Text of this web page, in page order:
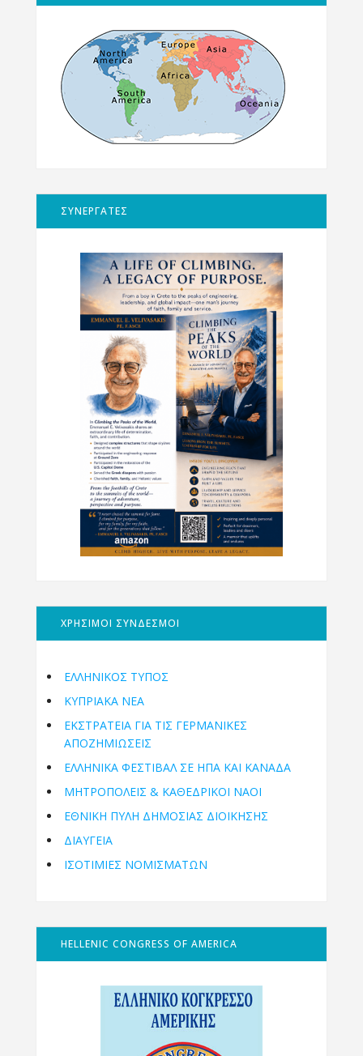
ΣΥΝΕΡΓΑΤΕΣ
ΧΡΗΣΙΜΟΙ ΣΥΝΔΕΣΜΟΙ
ΕΛΛΗΝΙΚΟΣ ΤΥΠΟΣ
ΚΥΠΡΙΑΚΑ ΝΕΑ
ΕΚΣΤΡΑΤΕΙΑ ΓΙΑ ΤΙΣ ΓΕΡΜΑΝΙΚΕΣ
ΑΠΟΖΗΜΙΩΣΕΙΣ
ΕΛΛΗΝΙΚΆ ΦΕΣΤΙΒΆΛ ΣΕ ΗΠΑ ΚΑΙ ΚΑΝΑΔΑ
ΜΗΤΡΟΠΌΛΕΙΣ & ΚΑΘΕΔΡΙΚΟΊ ΝΑΟΊ
ΕΘΝΙΚΉ ΠΎΛΗ ΔΗΜΌΣΙΑΣ ΔΙΟΊΚΗΣΗΣ
ΔΙΑΥΓΕΙΑ
ΙΣΟΤΙΜΙΕΣ ΝΟΜΙΣΜΑΤΩΝ
HELLENIC CONGRESS OF AMERICA